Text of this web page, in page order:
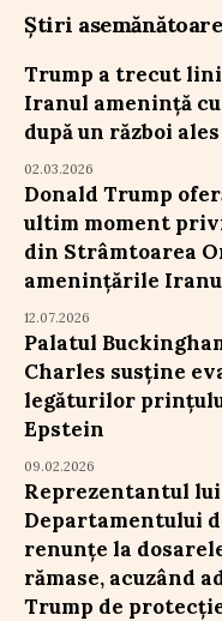
Știri asemănătoare
Trump a trecut
Iranul amenință
după un război ales
02.03.2026
Donald Trump
ultim moment
din Strâmtoarea
amenințările
12.07.2026
Palatul
Charles susține
legăturilor
Epstein
09.02.2026
Reprezentantul
Departamentului
renunțe la
rămase, acuzând
Trump de